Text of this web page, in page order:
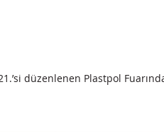
düzenlenen Plastpol